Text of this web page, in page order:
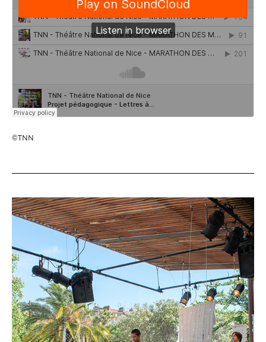
Espace relais
Newsletter
Abonnez-vous en ligne
Billetterie en ligne
contact@theatredenice.org
BILLETTERIE 04 93 13 19 00
ADMINISTRATION
04 93 13 90 90
#tnn06
©TNN